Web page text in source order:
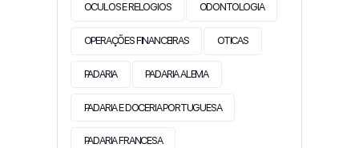
OCULOS E RELOGIOS ODONTOLOGIA
OPERAÇÕES FINANCEIRAS OTICAS
PADARIA PADARIA ALEMA
PADARIA E DOCERIA PORTUGUESA
PADARIA FRANCESA